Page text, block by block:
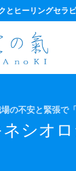
とヒーリングセラ
の不安と緊張で
ネシオ